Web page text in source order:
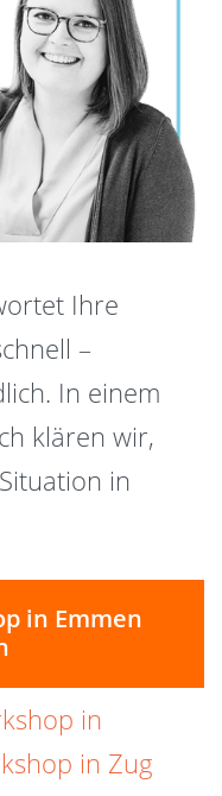
Ihre
–
In einem
klären wir,
in
in Emmen
in
in Zug